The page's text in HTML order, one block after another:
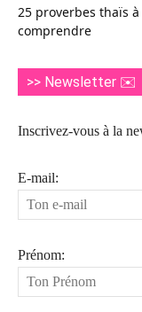
25 proverbes thaïs à
comprendre
>> Newsletter ✉️
Inscrivez-vous à la
E-mail:
Prénom: